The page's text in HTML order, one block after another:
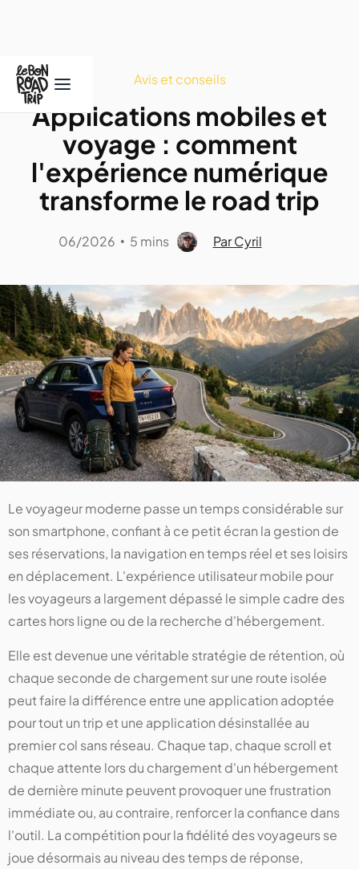
Avis et conseils
Applications mobiles et
voyage : comment
l'expérience numérique
transforme le road trip
06/2026 • 5 mins Par Cyril
Le voyageur moderne passe un temps considérable sur
son smartphone, confiant à ce petit écran la gestion de
ses réservations, la navigation en temps réel et ses loisirs
en déplacement. L'expérience utilisateur mobile pour
les voyageurs a largement dépassé le simple cadre des
cartes hors ligne ou de la recherche d'hébergement.
Elle est devenue une véritable stratégie de rétention, où
chaque seconde de chargement sur une route isolée
peut faire la différence entre une application adoptée
pour tout un trip et une application désinstallée au
premier col sans réseau. Chaque tap, chaque scroll et
chaque attente lors du chargement d'un hébergement
de dernière minute peuvent provoquer une frustration
immédiate ou, au contraire, renforcer la confiance dans
l'outil. La compétition pour la fidélité des voyageurs se
joue désormais au niveau des temps de réponse,